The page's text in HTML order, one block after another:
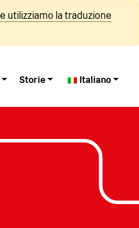
utilizziamo la traduzione
Storie Italiano